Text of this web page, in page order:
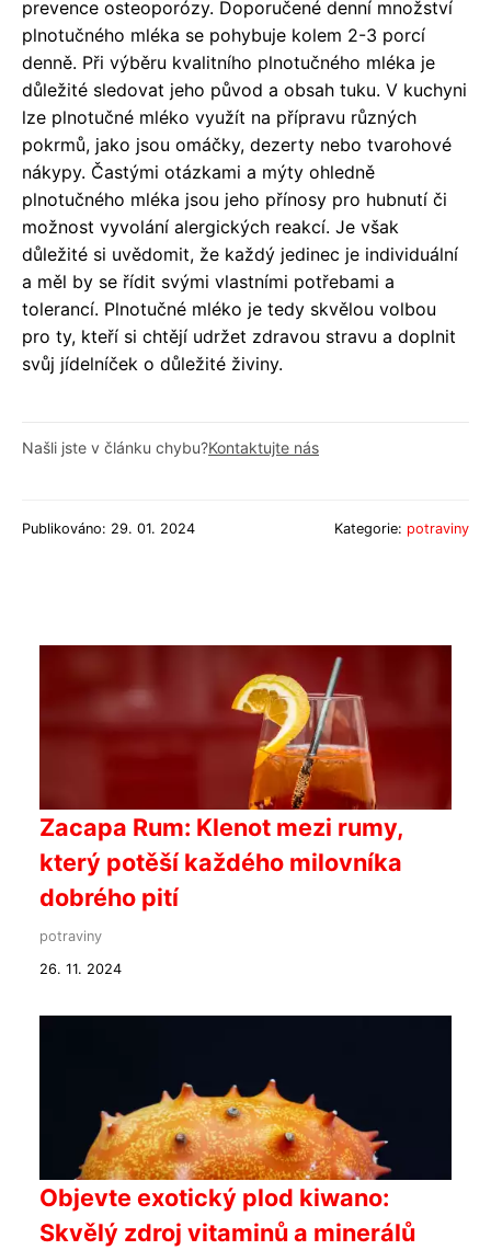
prevence osteoporózy. Doporučené denní množství
plnotučného mléka se pohybuje kolem 2-3 porcí
denně. Při výběru kvalitního plnotučného mléka je
důležité sledovat jeho původ a obsah tuku. V kuchyni
lze plnotučné mléko využít na přípravu různých
pokrmů, jako jsou omáčky, dezerty nebo tvarohové
nákypy. Častými otázkami a mýty ohledně
plnotučného mléka jsou jeho přínosy pro hubnutí či
možnost vyvolání alergických reakcí. Je však
důležité si uvědomit, že každý jedinec je individuální
a měl by se řídit svými vlastními potřebami a
tolerancí. Plnotučné mléko je tedy skvělou volbou
pro ty, kteří si chtějí udržet zdravou stravu a doplnit
svůj jídelníček o důležité živiny.
Našli jste v článku chybu?Kontaktujte nás
Publikováno: 29. 01. 2024 Kategorie: potraviny
Zacapa Rum: Klenot mezi rumy,
který potěší každého milovníka
dobrého pití
potraviny
26. 11. 2024
Objevte exotický plod kiwano:
Skvělý zdroj vitaminů a minerálů